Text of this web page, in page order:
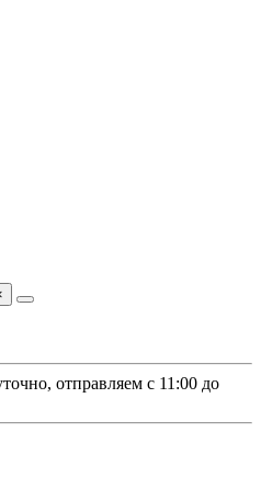
отправляем с 11:00 до